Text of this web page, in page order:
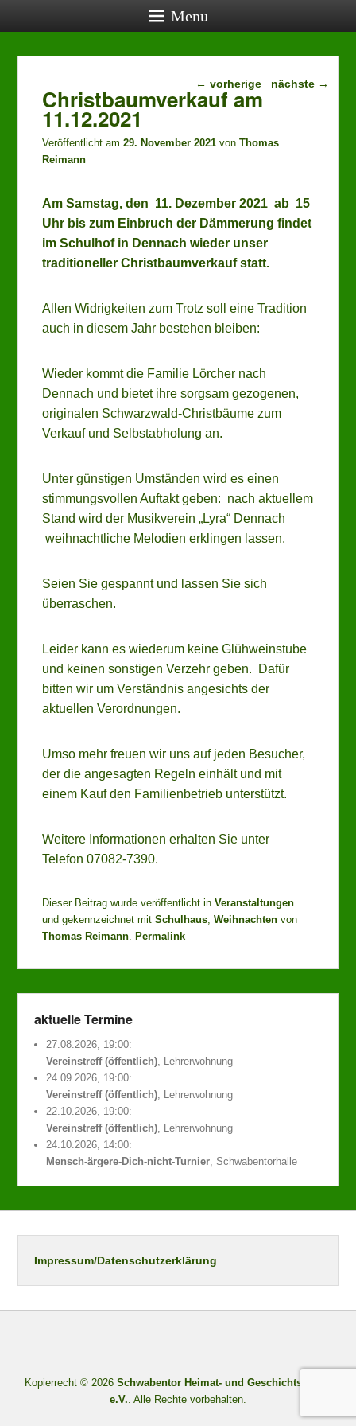
aktuelle Termine
27.08.2026, 19:00:
Vereinstreff (öffentlich)
24.09.2026, 19:00:
24.10.2026, 14:00:
Mensch-ärgere-Dich-nicht-Turnier, Schwabentorhalle
Menu
Beitragsnavigation
← vorherige nächste →
Christbaumverkauf am
11.12.2021
Veröffentlicht am29. November 2021 vonThomas
Reimann
Am Samstag, den 11. Dezember 2021 ab 15
Uhr bis zum Einbruch der Dämmerung findet
im Schulhof in Dennach wieder unser
traditioneller Christbaumverkauf statt.
Allen Widrigkeiten zum Trotz soll eine Tradition
auch in diesem Jahr bestehen bleiben:
Wieder kommt die Familie Lörcher nach
Dennach und bietet ihre sorgsam gezogenen,
originalen Schwarzwald-Christbäume zum
Verkauf und Selbstabholung an.
Unter günstigen Umständen wird es einen
stimmungsvollen Auftakt geben: nach aktuellem
Stand wird der Musikverein „Lyra“ Dennach
weihnachtliche Melodien erklingen lassen.
Seien Sie gespannt und lassen Sie sich
überraschen.
Leider kann es wiederum keine Glühweinstube
und keinen sonstigen Verzehr geben. Dafür
bitten wir um Verständnis angesichts der
aktuellen Verordnungen.
Umso mehr freuen wir uns auf jeden Besucher,
der die angesagten Regeln einhält und mit
einem Kauf den Familienbetrieb unterstützt.
Weitere Informationen erhalten Sie unter
Telefon 07082-7390.
Dieser Beitrag wurde veröffentlicht inVeranstaltungen
und gekennzeichnet mitSchulhaus ,Weihnachten von
Thomas Reimann .Permalink
aktuelle Termine
27.08.2026, 19:00:
Vereinstreff (öffentlich) , Lehrerwohnung
24.09.2026, 19:00:
Vereinstreff (öffentlich) , Lehrerwohnung
22.10.2026, 19:00:
Vereinstreff (öffentlich) , Lehrerwohnung
24.10.2026, 14:00:
Mensch-ärgere-Dich-nicht-Turnier , Schwabentorhalle
Impressum/Datenschutzerklärung
Kopierrecht © 2026 Schwabentor Heimat- und Geschichtsverein
e.V.. Alle Rechte vorbehalten.